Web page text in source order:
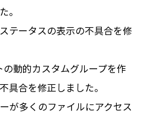
。
テータスの表示の不具合を修
動的カスタムグループを作
具合を修正しました。
が多くのファイルにアクセス